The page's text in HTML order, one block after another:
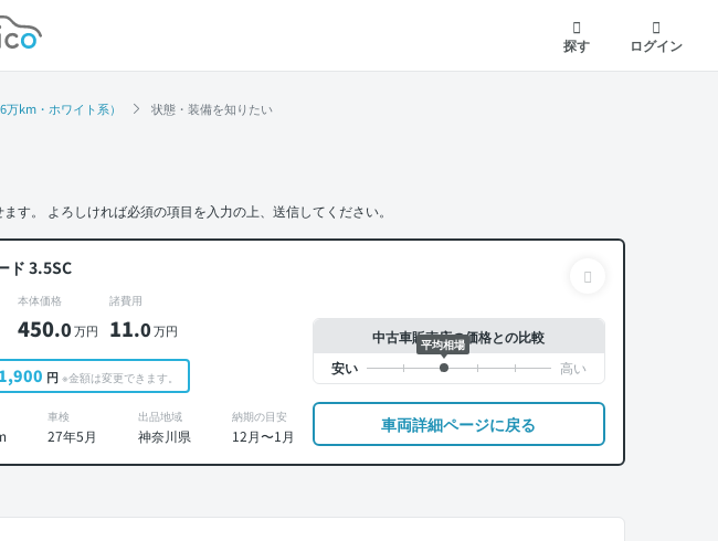
コ
探す
ログイン
万km・ホワイト系） 状態・装備を知りたい
す。 よろしければ必須の項目を入力の上、送信してください。
ド 3.5SC
本体価格
450.0万円
諸費用
11.0万円
円 ※金額は変更できます。
車検
27年5月
出品地域
神奈川県
納期の目安
12月〜1月
中古車販売店の価格との比較
平均相場
車両詳細ページに戻る